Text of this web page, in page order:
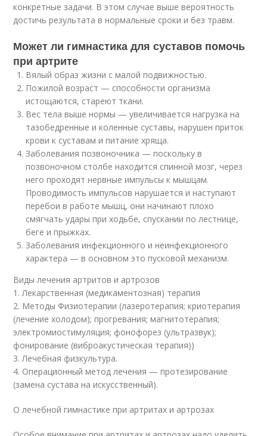
конкретные задачи. В этом случае выше вероятность
достичь результата в нормальные сроки и без травм.
Может ли гимнастика для суставов помочь
при артрите
Вялый образ жизни с малой подвижностью.
Пожилой возраст — способности организма
истощаются, стареют ткани.
Вес тела выше нормы — увеличивается нагрузка на
тазобедренные и коленные суставы, нарушен приток
крови к суставам и питание хряща.
Заболевания позвоночника — поскольку в
позвоночном столбе находится спинной мозг, через
него проходят нервные импульсы к мышцам.
Проводимость импульсов нарушается и наступают
перебои в работе мышц, они начинают плохо
смягчать удары при ходьбе, спускании по лестнице,
беге и прыжках.
Заболевания инфекционного и неинфекционного
характера — в основном это пусковой механизм.
Виды лечения артритов и артрозов
1. Лекарственная (медикаментозная) терапия
2. Методы Физиотерапии (лазеротерапия; криотерапия
(лечение холодом); прогревания; магнитотерапия;
электромиостимуляция; фонофорез (ультразвук);
фонирование (виброакустическая терапия))
3. Лечебная физкультура.
4. Операционный метод лечения — протезирование
(замена сустава на искусственный).
О лечебной гимнастике при артритах и артрозах